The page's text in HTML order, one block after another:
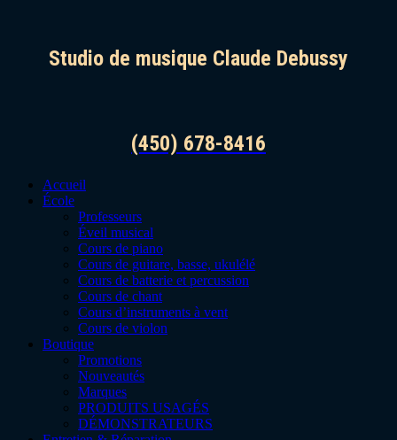
Studio de musique Claude Debussy
(450) 678-8416
Accueil
École
Professeurs
Éveil musical
Cours de piano
Cours de guitare, basse, ukulélé
Cours de batterie et percussion
Cours de chant
Cours d’instruments à vent
Cours de violon
Boutique
Promotions
Nouveautés
Marques
PRODUITS USAGÉS
DÉMONSTRATEURS